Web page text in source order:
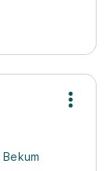
Bekum